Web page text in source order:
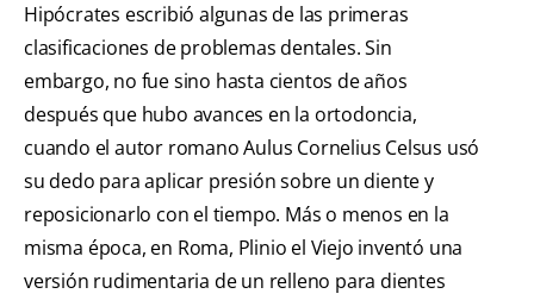
Hipócrates escribió algunas de las primeras
clasificaciones de problemas dentales. Sin
embargo, no fue sino hasta cientos de años
después que hubo avances en la ortodoncia,
cuando el autor romano Aulus Cornelius Celsus usó
su dedo para aplicar presión sobre un diente y
reposicionarlo con el tiempo. Más o menos en la
misma época, en Roma, Plinio el Viejo inventó una
versión rudimentaria de un relleno para dientes